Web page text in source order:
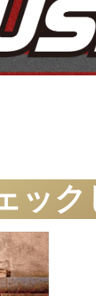
ック